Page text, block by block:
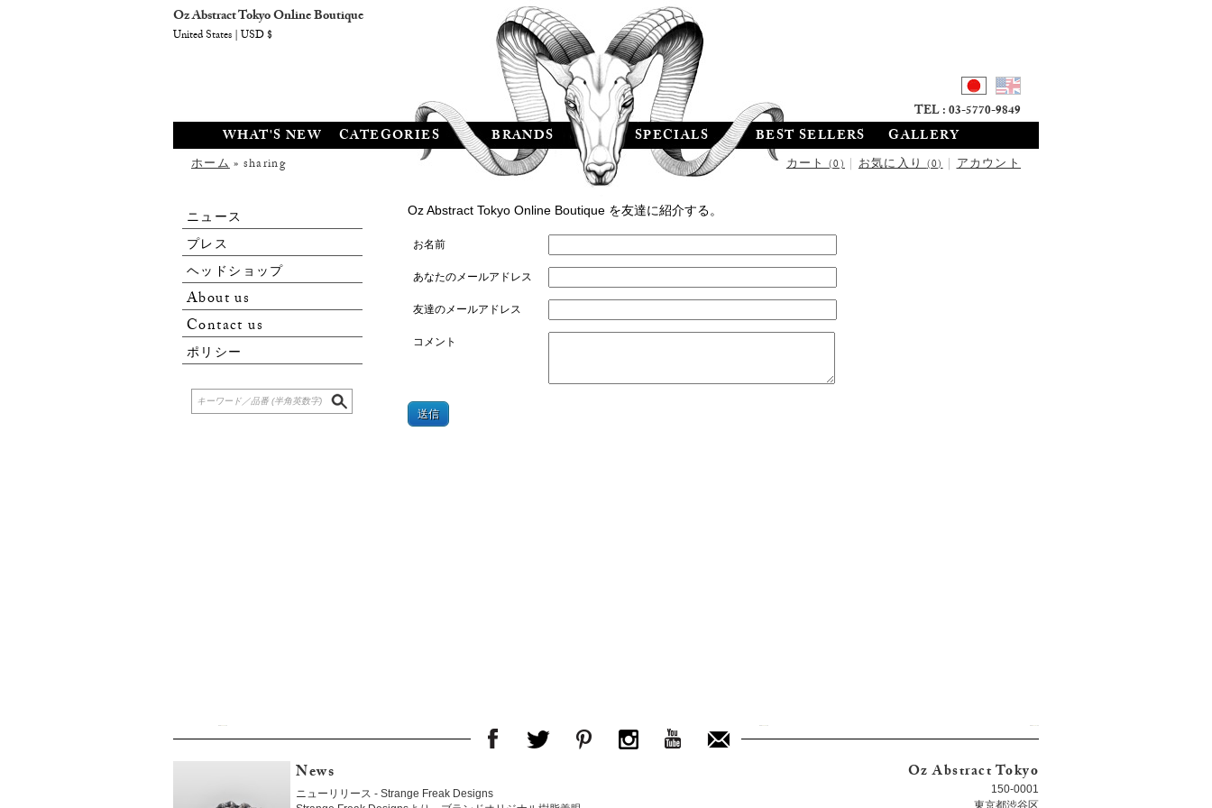
WHAT'S NEW CATEGORIES BRANDS SPECIALS BEST SELLERS GALLERY
カート(0)|お気に入り(0)|アカウント
ホーム» sharing
TEL : 03-5770-9849
ニュース
プレス
ヘッドショップ
About us
Contact us
ポリシー
Oz Abstract Tokyo Online Boutique を友達に紹介する。
お名前
あなたのメールアドレス
友達のメールアドレス
コメント
送信
Oz Abstract Tokyo Online Boutique
United States | USD $
News
ニューリリース - Strange Freak Designs
Oz Abstract Tokyo
150-0001
東京都渋谷区